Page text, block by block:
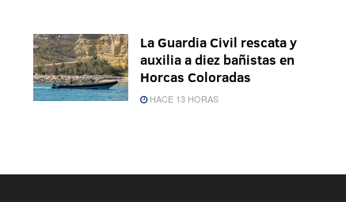
La Guardia Civil rescata y
auxilia a diez bañistas en
Horcas Coloradas
HACE 13 HORAS